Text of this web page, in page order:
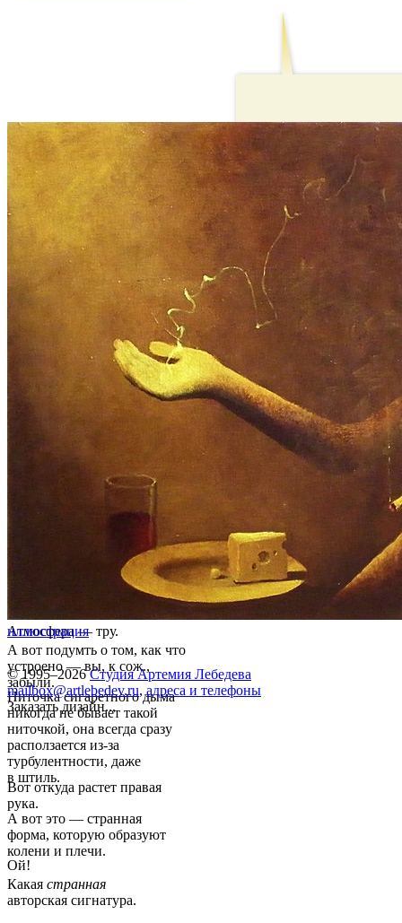
Атмосфера — тру.
А вот подумть о том, как что
устроено — вы, к сож.,
забыли.
Ниточка сигаретного дыма
никогда не бывает такой
ниточкой, она всегда сразу
расползается из-за
турбулентности, даже
в штиль.
Вот откуда растет правая
рука.
А вот это — странная
форма, которую образуют
колени и плечи.
Ой!
Какая странная
авторская сигнатура.
иллюстрация
© 1995–2026 Студия Артемия Лебедева
mailbox@artlebedev.ru, адреса и телефоны
Заказать дизайн...